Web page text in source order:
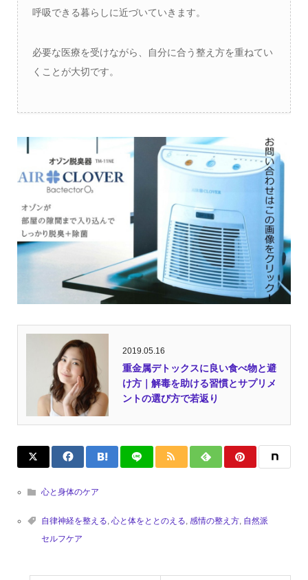
呼吸できる暮らしに近づいていきます。
必要な医療を受けながら、自分に合う整え方を重ねてい
くことが大切です。
2019.05.16
重金属デトックスに良い食べ物と避
け方｜解毒を助ける習慣とサプリメ
ントの選び方で若返り
心と身体のケア
自律神経を整える,心と体をととのえる,感情の整え方, 自然派
セルフケア